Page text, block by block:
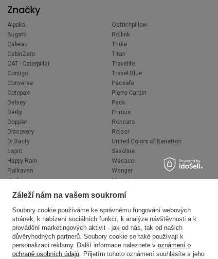
Značky
Alpaka
Bugatti
Cabeau
CabinZero
CAT - Caterpillar
Contigo
Converse
Cotopaxi
Delsey
Derby
Doppler
Discovery
Dr.Bacty
Esprit
Happy Rain
Fjallraven
Hedgren
Jeep
Knirps
LEGO
National Geographic
Ogio
Ostrichpillow
Rollink
Thule
Titan
Travelite
Travel Blue
Pacsafe
Pierre Cardin
Pack
Primus
Roncato
Rolser
United Colors of Benetton
Saxoline
Wacaco
Wenger
Victorinox
XD Design
Zojirushi
Muitomas
FLYNKA
VANS
Záleží nám na vašem soukromí
Soubory cookie používáme ke správnému fungování webových
stránek, k nabízení sociálních funkcí, k analýze návštěvnosti a k
provádění marketingových aktivit - jak od nás, tak od našich
důvěryhodných partnerů. Soubory cookie se také používají k
personalizaci reklamy. Další informace naleznete v oznámení o
ochraně osobních údajů. Přijetím tohoto oznámení souhlasíte s jeho